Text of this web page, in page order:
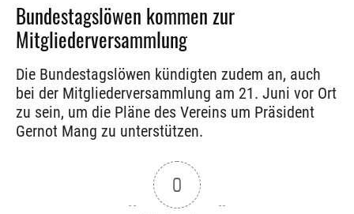
Bundestagslöwen kommen zur
Mitgliederversammlung
Die Bundestagslöwen kündigten zudem an, auch
bei der Mitgliederversammlung am 21. Juni vor Ort
zu sein, um die Pläne des Vereins um Präsident
Gernot Mang zu unterstützen.
0